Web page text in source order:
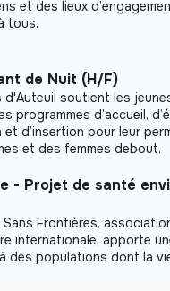
et des lieux
tous.
de Nuit (H/F)
d'Auteuil soutient les
programmes d’accueil,
et d’insertion pour leur
et des femmes debout.
- Projet de santé
Sans Frontières,
internationale, apporte
des populations dont la